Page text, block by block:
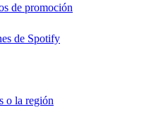
de promoción
de Spotify
o la región